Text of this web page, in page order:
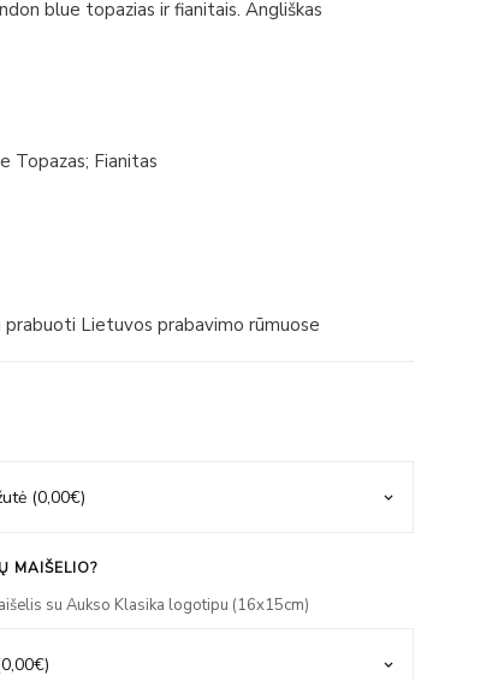
blue topazias ir fianitais. Angliškas
Topazas; Fianitas
prabuoti Lietuvos prabavimo rūmuose
MAIŠELIO?
su Aukso Klasika logotipu (16x15cm)